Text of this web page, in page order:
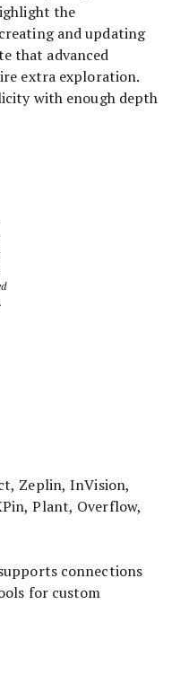
the
and updating
that advanced
extra exploration.
with enough depth
Zeplin, InVision,
Plant, Overflow,
connections
for custom